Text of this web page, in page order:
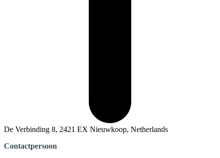
De Verbinding 8, 2421 EX Nieuwkoop, Netherlands
Contactpersoon